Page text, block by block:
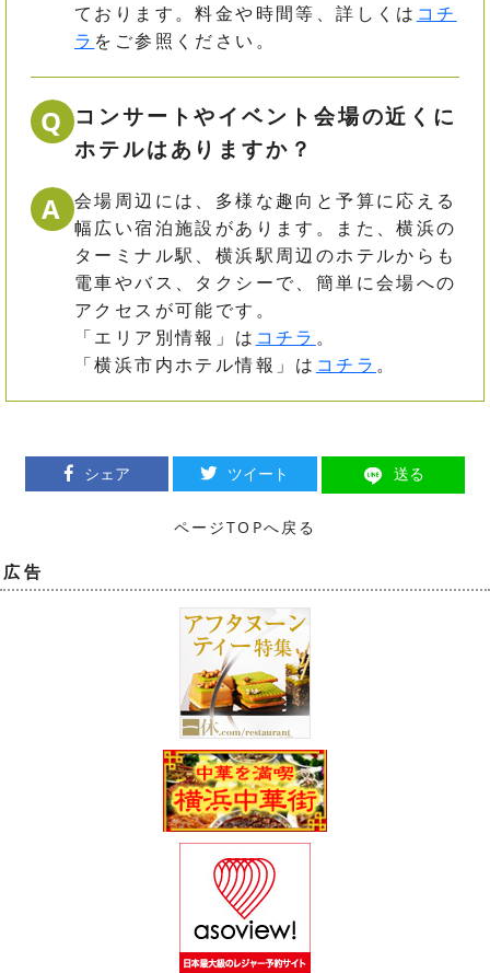
ております。料金や時間等、詳しくは コチ
ラ をご参照ください。
Q コンサートやイベント会場の近くに
ホテルはありますか？
A 会場周辺には、多様な趣向と予算に応える
幅広い宿泊施設があります。また、横浜の
ターミナル駅、横浜駅周辺のホテルからも
電車やバス、タクシーで、簡単に会場への
アクセスが可能です。
「エリア別情報」は コチラ 。
「横浜市内ホテル情報」は コチラ 。
シェア ツイート 送る
ページTOPへ戻る
広 告